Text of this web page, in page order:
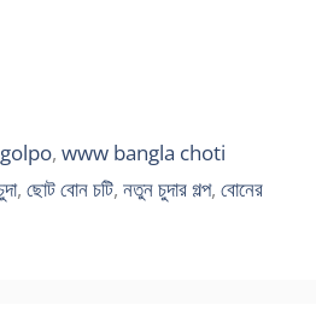
,www bangla choti
, ছোট বোন চটি, নতুন চুদার গল্প, বোনের